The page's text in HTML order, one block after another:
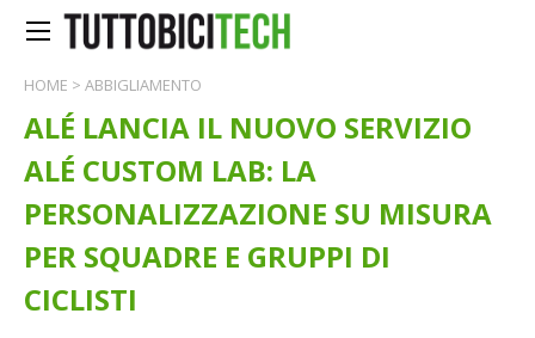
HOME > ABBIGLIAMENTO
ALÉ LANCIA IL NUOVO SERVIZIO
ALÉ CUSTOM LAB: LA
PERSONALIZZAZIONE SU MISURA
PER SQUADRE E GRUPPI DI
CICLISTI